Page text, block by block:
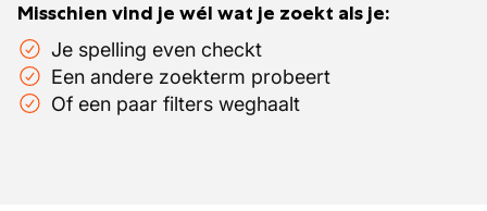
Misschien vind je wél wat je zoekt als je:
Je spelling even checkt
Een andere zoekterm probeert
Of een paar filters weghaalt